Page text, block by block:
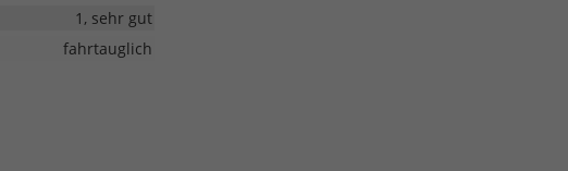
1, sehr gut
fahrtauglich